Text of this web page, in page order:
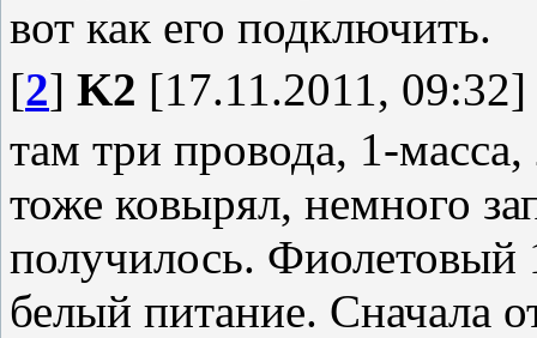
вот как его подключить.
[2] K2 [17.11.2011, 09:32]
там три провода, 1-
тоже ковырял, немного
получилось. Фиолетовый
белый питание. Сначала